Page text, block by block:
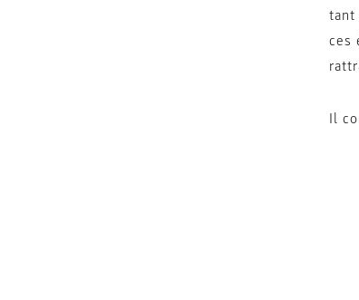
tant
ces
Il